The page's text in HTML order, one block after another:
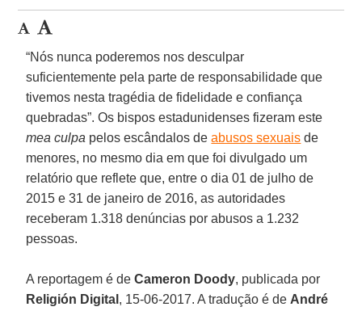
“Nós nunca poderemos nos desculpar
suficientemente pela parte de responsabilidade que
tivemos nesta tragédia de fidelidade e confiança
quebradas”. Os bispos estadunidenses fizeram este
mea culpa pelos escândalos deabusos sexuais de
menores, no mesmo dia em que foi divulgado um
relatório que reflete que, entre o dia 01 de julho de
2015 e 31 de janeiro de 2016, as autoridades
receberam 1.318 denúncias por abusos a 1.232
pessoas.
A reportagem é deCameron Doody, publicada por
Religión Digital , 15-06-2017. A tradução é de André